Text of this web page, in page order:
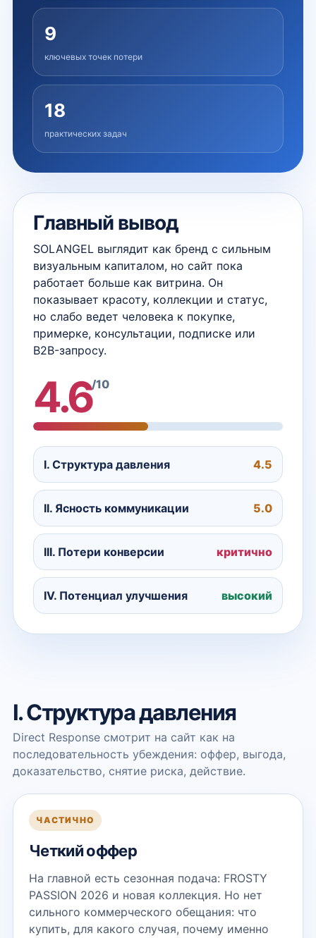
9
ключевых точек потери
18
практических задач
Главный вывод
SOLANGEL выглядит как бренд с сильным
визуальным капиталом, но сайт пока
работает больше как витрина. Он
показывает красоту, коллекции и статус,
но слабо ведет человека к покупке,
примерке, консультации, подписке или
B2B-запросу.
4.6/10
I. Структура давления 4.5
II. Ясность коммуникации 5.0
III. Потери конверсии критично
IV. Потенциал улучшения высокий
I. Структура давления
Direct Response смотрит на сайт как на
последовательность убеждения: оффер, выгода,
доказательство, снятие риска, действие.
ЧАСТИЧНО
Четкий оффер
На главной есть сезонная подача: FROSTY
PASSION 2026 и новая коллекция. Но нет
сильного коммерческого обещания: что
купить, для какого случая, почему именно